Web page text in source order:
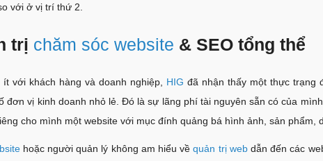
với ở vị trí thứ 2.
trị chăm sóc website & SEO tổng thể
với khách hàng và doanh nghiệp, HIG đã nhận thấy một thực trạng
đơn vị kinh doanh nhỏ lẻ. Đó là sự lãng phí tài nguyên sẵn có của
cho mình một website với mục đính quảng bá hình ảnh, sản phẩm,
hoặc người quản lý không am hiểu vềquản trị webdẫn đến các